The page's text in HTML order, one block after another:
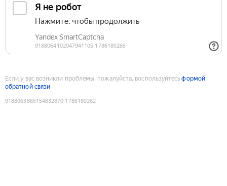
Если у вас возникли проблемы, пожалуйста, воспользуйтесьформой
обратной связи
9188063865154832870:1786180262